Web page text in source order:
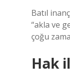
Batıl
“akla ve
çoğu
Hak